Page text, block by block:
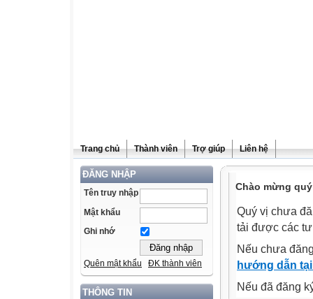
Trang chủ Thành viên Trợ giúp Liên hệ
ĐĂNG NHẬP
Tên truy nhập
Mật khẩu
Ghi nhớ
Quên mật khẩu ĐK thành viên
THÔNG TIN
Chào mừng
Quý vị chưa
tải được các
Nếu chưa
hướng dẫn
Nếu đã đăng